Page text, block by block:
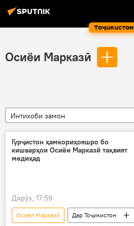
Тоҷикистон
Осиёи Марказӣ
Интихоби замон
Гурҷистон ҳамкориҳояшро бо
кишварҳои Осиёи Марказӣ тақвият
медиҳад
Дирӯз, 17:59
Осиёи Марказӣ
Дар Тоҷикистон